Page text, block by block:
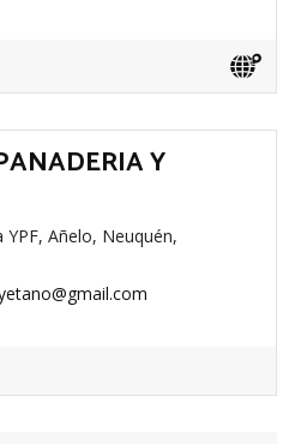
Y
YPF, Añelo, Neuquén,